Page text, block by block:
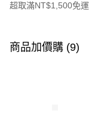
超取滿NT$1,500免運
信用卡一次付款
商品加價購 (9)